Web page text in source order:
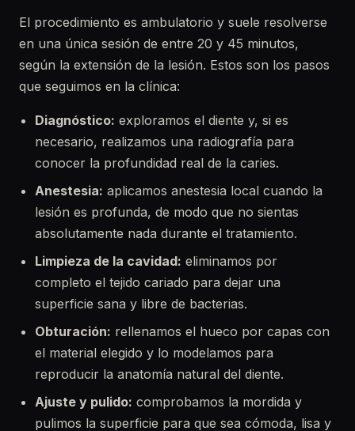
El procedimiento es ambulatorio y suele resolverse
en una única sesión de entre 20 y 45 minutos,
según la extensión de la lesión. Estos son los pasos
que seguimos en la clínica:
Diagnóstico: exploramos el diente y, si es
necesario, realizamos una radiografía para
conocer la profundidad real de la caries.
Anestesia: aplicamos anestesia local cuando la
lesión es profunda, de modo que no sientas
absolutamente nada durante el tratamiento.
Limpieza de la cavidad: eliminamos por
completo el tejido cariado para dejar una
superficie sana y libre de bacterias.
Obturación: rellenamos el hueco por capas con
el material elegido y lo modelamos para
reproducir la anatomía natural del diente.
Ajuste y pulido: comprobamos la mordida y
pulimos la superficie para que sea cómoda, lisa y